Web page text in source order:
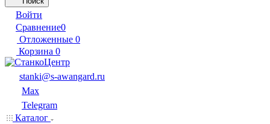
Войти
Сравнение0
Отложенные 0
Корзина 0
stanki@s-awangard.ru
Max
Telegram
Каталог